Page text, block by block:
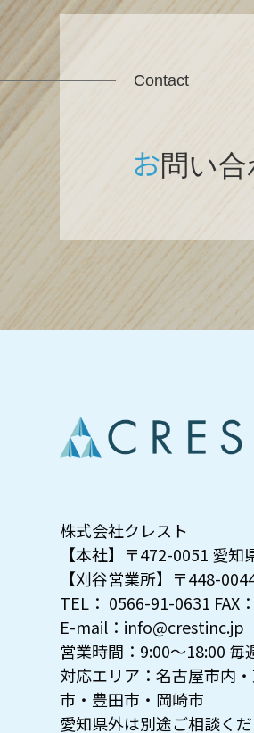
Contact
お問い
株式会社クレスト
【本社】〒472-0051 愛
【刈谷営業所】〒448-
TEL： 0566-91-0631 FAX
E-mail：info@crestinc.jp
営業時間：9:00～18:00 毎
対応エリア：名古屋市内
市・豊田市・岡崎市
愛知県外は別途ご相談く